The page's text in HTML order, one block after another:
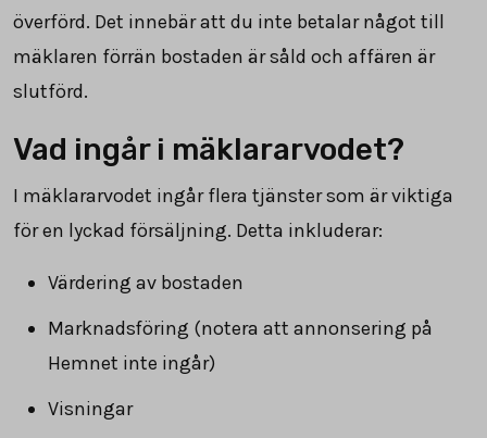
överförd. Det innebär att du inte betalar något till
mäklaren förrän bostaden är såld och affären är
slutförd.
Vad ingår i mäklararvodet?
I mäklararvodet ingår flera tjänster som är viktiga
för en lyckad försäljning. Detta inkluderar:
Värdering av bostaden
Marknadsföring (notera att annonsering på
Hemnet inte ingår)
Visningar